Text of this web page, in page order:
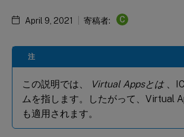
April 9, 2021 寄稿者: C
注
この説明では、 Virtual Appsとは、
ムを指します。したがって、Virtual
も適用されます。